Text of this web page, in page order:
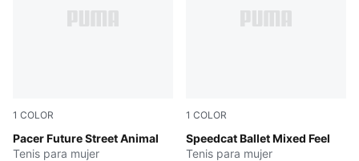
1 COLOR
Pacer Future Street Animal
Rose Latte-Sandstone
Tenis para mujer
1 COLOR
Speedcat Ballet Mixed Feel
PUMA Black-Cashew
Tenis para mujer